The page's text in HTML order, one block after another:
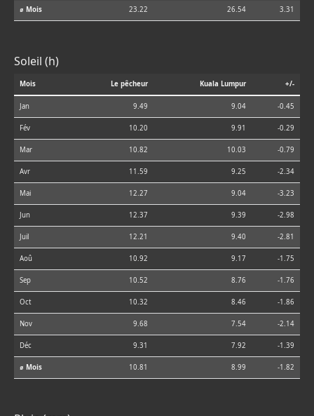
⌀ Mois 23.22 26.54 3.31
Soleil (h)
Mois Le pêcheur Kuala Lumpur +/-
Jan 9.49 9.04 -0.45
Fév 10.20 9.91 -0.29
Mar 10.82 10.03 -0.79
Avr 11.59 9.25 -2.34
Mai 12.27 9.04 -3.23
Jun 12.37 9.39 -2.98
Juil 12.21 9.40 -2.81
Aoû 10.92 9.17 -1.75
Sep 10.52 8.76 -1.76
Oct 10.32 8.46 -1.86
Nov 9.68 7.54 -2.14
Déc 9.31 7.92 -1.39
⌀ Mois 10.81 8.99 -1.82